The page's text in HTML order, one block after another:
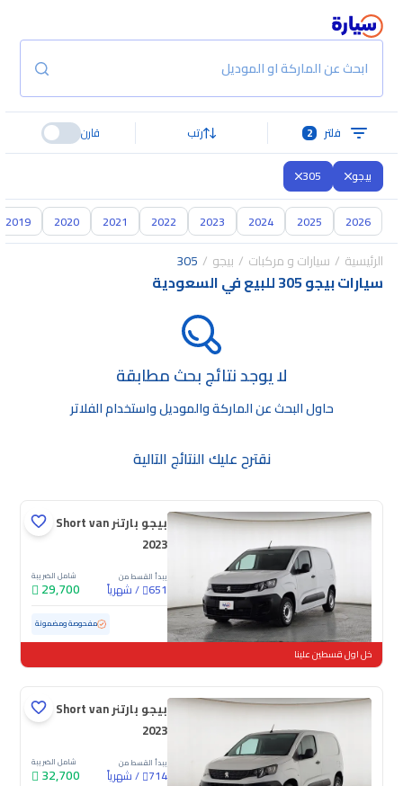
ابحث عن الماركة او الموديل
فلتر 2 رتب قارن
بيجو 305
2026
2025
2024
2023
2022
2021
2020
2019
الرئيسية سيارات و مركبات بيجو 305
سيارات بيجو 305 للبيع في السعودية
لا يوجد نتائج بحث مطابقة
حاول البحث عن الماركة والموديل واستخدام الفلاتر
نقترح عليك النتائج التالية
بيجو بارتنر Short van
2023
يبدأ القسط من
651
/شهرياً
شامل الضريبة
29,700
مستعملة 118,904 كم مفحوصة ومضمونة
خل اول قسطين علينا
بيجو بارتنر Short van
2023
يبدأ القسط من
714
/شهرياً
شامل الضريبة
32,700